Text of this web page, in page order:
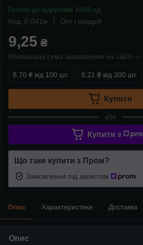
Готово до відправки 1568 од.
Код: E-041м
Опт і роздріб
9,25 ₴
Мінімальна сума замовлення на сайті —
8,70 ₴ від 100 шт. 8,21 ₴ від 200 шт.
Купити
або
Купити з
Що таке купити з Пром?
Замовлення під захистом
Опис Характеристики Доставка
Опис